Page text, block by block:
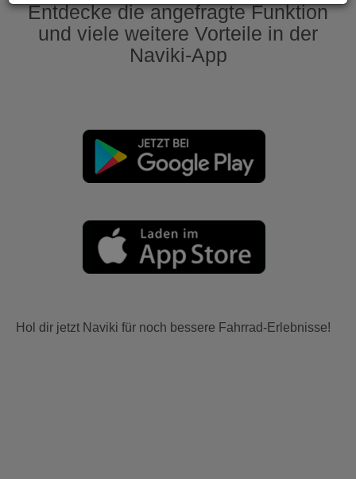
Entdecke die angefragte Funktion
und viele weitere Vorteile in der
Naviki-App
Hol dir jetzt Naviki für noch bessere Fahrrad-Erlebnisse!